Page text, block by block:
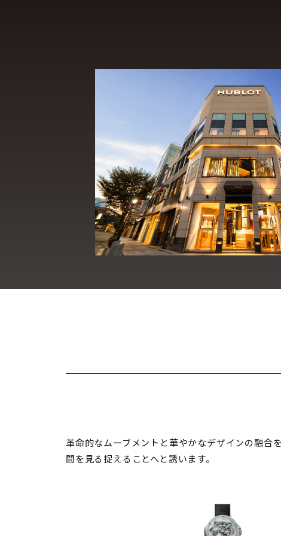
革命的なムーブメントと華やかなデザインの融合
間を見る捉えることへと誘います。